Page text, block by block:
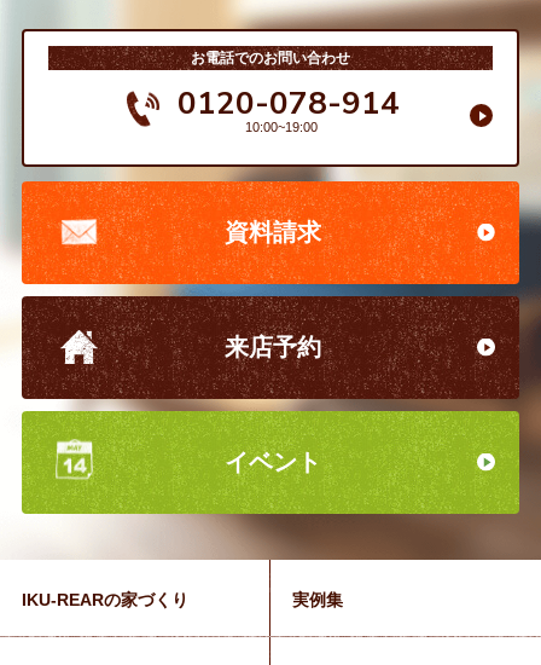
お電話でのお問い合わせ
0120-078-914
10:00~19:00
資料請求
来店予約
イベント
IKU-REARの家づくり 実例集